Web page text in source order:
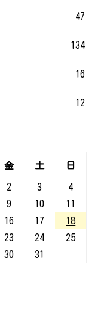
47
134
16
12
金 土 日
2 3
4
9 10
11
16 17
18
23 24
25
30 31